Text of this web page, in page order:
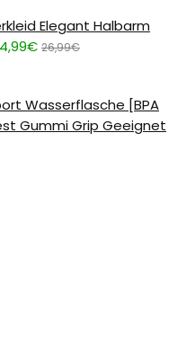
Elegant Halbarm
26,99€
Wasserflasche [BPA
Gummi Grip Geeignet